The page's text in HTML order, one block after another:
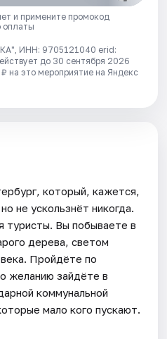
и примените промокод
оплаты
ИНН: 9705121040 erid:
до 30 сентября 2026
на это мероприятие на Яндекс
который, кажется,
не ускользнёт никогда.
туристы. Вы побываете в
дерева, светом
Пройдёте по
желанию зайдёте в
коммунальной
мало кого пускают.